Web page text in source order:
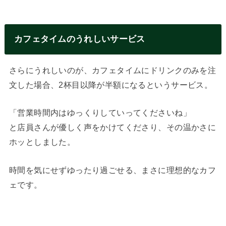
カフェタイムのうれしいサービス
さらにうれしいのが、カフェタイムにドリンクのみを注
文した場合、2杯目以降が半額になるというサービス。
「営業時間内はゆっくりしていってくださいね」
と店員さんが優しく声をかけてくださり、その温かさに
ホッとしました。
時間を気にせずゆったり過ごせる、まさに理想的なカフ
ェです。